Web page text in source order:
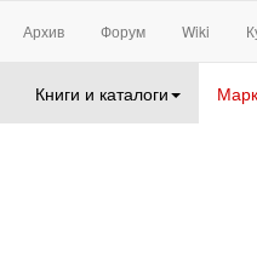
Архив Форум Wiki
Книги и каталоги